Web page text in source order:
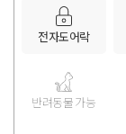
전자도어락
반려동물 가능